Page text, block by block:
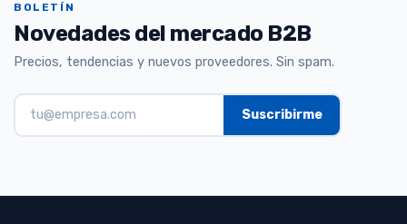
BOLETÍN
Novedades del mercado B2B
Precios, tendencias y nuevos proveedores. Sin spam.